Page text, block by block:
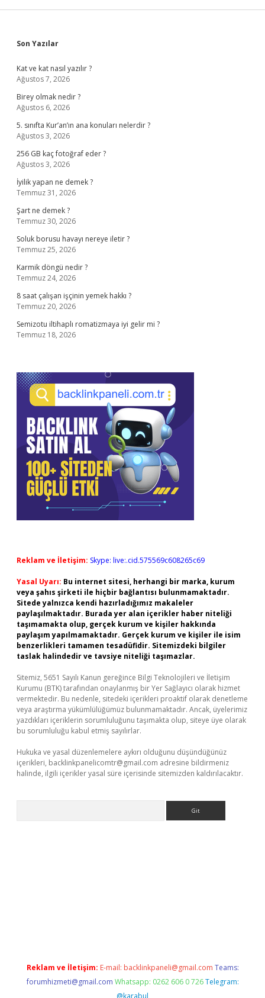
Sidebar
Son Yazılar
Kat ve kat nasıl yazılır ?
Ağustos 7, 2026
Birey olmak nedir ?
Ağustos 6, 2026
5. sınıfta Kur’an’ın ana konuları nelerdir ?
Ağustos 3, 2026
256 GB kaç fotoğraf eder ?
Ağustos 3, 2026
İyilik yapan ne demek ?
Temmuz 31, 2026
Şart ne demek ?
Temmuz 30, 2026
Soluk borusu havayı nereye iletir ?
Temmuz 25, 2026
Karmik döngü nedir ?
Temmuz 24, 2026
8 saat çalışan işçinin yemek hakkı ?
Temmuz 20, 2026
Semizotu iltihaplı romatizmaya iyi gelir mi ?
Temmuz 18, 2026
Reklam ve İletişim: Skype: live:.cid.575569c608265c69
Yasal Uyarı: Bu internet sitesi, herhangi bir marka, kurum
veya şahıs şirketi ile hiçbir bağlantısı bulunmamaktadır.
Sitede yalnızca kendi hazırladığımız makaleler
paylaşılmaktadır. Burada yer alan içerikler haber niteliği
taşımamakta olup, gerçek kurum ve kişiler hakkında
paylaşım yapılmamaktadır. Gerçek kurum ve kişiler ile isim
benzerlikleri tamamen tesadüfidir. Sitemizdeki bilgiler
taslak halindedir ve tavsiye niteliği taşımazlar.
Sitemiz, 5651 Sayılı Kanun gereğince Bilgi Teknolojileri ve İletişim
Kurumu (BTK) tarafından onaylanmış bir Yer Sağlayıcı olarak hizmet
vermektedir. Bu nedenle, sitedeki içerikleri proaktif olarak denetleme
veya araştırma yükümlülüğümüz bulunmamaktadır. Ancak, üyelerimiz
yazdıkları içeriklerin sorumluluğunu taşımakta olup, siteye üye olarak
bu sorumluluğu kabul etmiş sayılırlar.
Hukuka ve yasal düzenlemelere aykırı olduğunu düşündüğünüz
içerikleri, backlinkpanelicomtr@gmail.com adresine bildirmeniz
halinde, ilgili içerikler yasal süre içerisinde sitemizden kaldırılacaktır.
Reklam ve İletişim: E-mail: backlinkpaneli@gmail.com Teams:
forumhizmeti@gmail.com Whatsapp: 0262 606 0 726 Telegram:
@karabul